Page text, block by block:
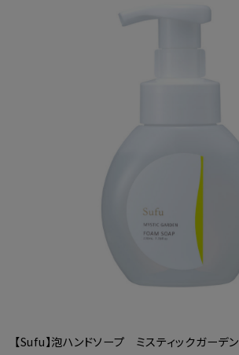
【Sufu】泡ハンドソープ ミスティックガーデン